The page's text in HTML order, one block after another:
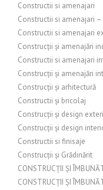
Constructii si amenajari
Constructii si amenajari –
Constructii si amenajari
Construcții și amenajări
Constructii si amenajari
Construcții și amenajări
Construcții și arhitectură
Constructii și bricolaj
Construcții și design
Construcții și design
Constructii si finisaje
Construcții și Grădinărit
CONSTRUCȚII ȘI
CONSTRUCȚII ȘI